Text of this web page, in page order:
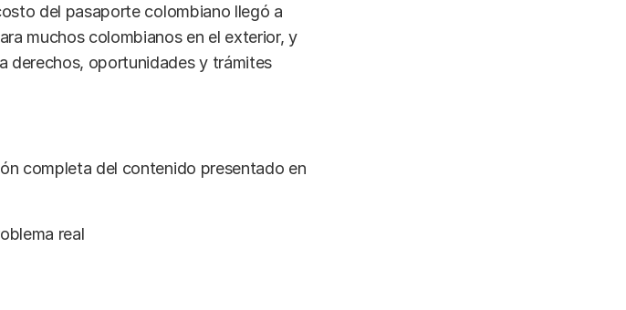
del pasaporte colombiano llegó a
muchos colombianos en el exterior, y
derechos, oportunidades y trámites
completa del contenido presentado en
real